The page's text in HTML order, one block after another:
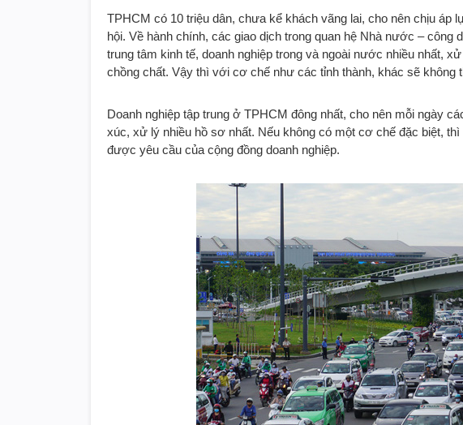
TPHCM có 10 triệu dân, chưa kể khách vãng lai, cho nên chịu áp
hội. Về hành chính, các giao dịch trong quan hệ Nhà nước – công
trung tâm kinh tế, doanh nghiệp trong và ngoài nước nhiều nhất,
chồng chất. Vậy thì với cơ chế như các tỉnh thành, khác sẽ không
Doanh nghiệp tập trung ở TPHCM đông nhất, cho nên mỗi ngày
xúc, xử lý nhiều hồ sơ nhất. Nếu không có một cơ chế đặc biệt,
được yêu cầu của cộng đồng doanh nghiệp.